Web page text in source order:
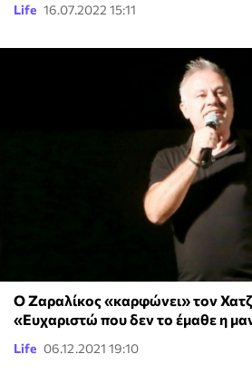
Life 16.07.2022 15:11
Ο Ζαραλίκος «καρφώνει» τον
«Ευχαριστώ που δεν το έμαθε η
Life 06.12.2021 19:10